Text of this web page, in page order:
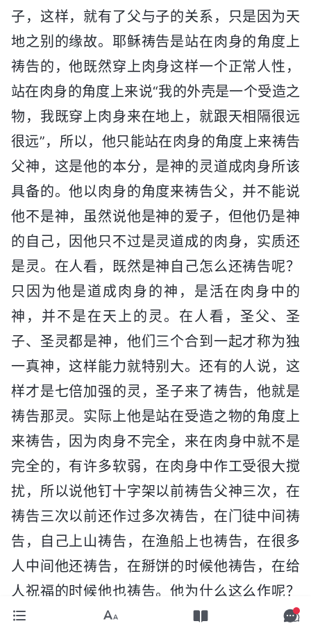
子，这样，就有了父与子的关系，只是因为天
地之别的缘故。耶稣祷告是站在肉身的角度上
祷告的，他既然穿上肉身这样一个正常人性，
站在肉身的角度上来说“我的外壳是一个受造之
物，我既穿上肉身来在地上，就跟天相隔很远
很远”，所以，他只能站在肉身的角度上来祷告
父神，这是他的本分，是神的灵道成肉身所该
具备的。他以肉身的角度来祷告父，并不能说
他不是神，虽然说他是神的爱子，但他仍是神
的自己，因他只不过是灵道成的肉身，实质还
是灵。在人看，既然是神自己怎么还祷告呢？
只因为他是道成肉身的神，是活在肉身中的
神，并不是在天上的灵。在人看，圣父、圣
子、圣灵都是神，他们三个合到一起才称为独
一真神，这样能力就特别大。还有的人说，这
样才是七倍加强的灵，圣子来了祷告，他就是
祷告那灵。实际上他是站在受造之物的角度上
来祷告，因为肉身不完全，来在肉身中就不是
完全的，有许多软弱，在肉身中作工受很大搅
扰，所以说他钉十字架以前祷告父神三次，在
祷告三次以前还作过多次祷告，在门徒中间祷
告，自己上山祷告，在渔船上也祷告，在很多
人中间他还祷告，在掰饼的时候他祷告，在给
人祝福的时候他也祷告。他为什么这么作呢？
他祷告的是灵，是站在肉身的角度上祷告灵，